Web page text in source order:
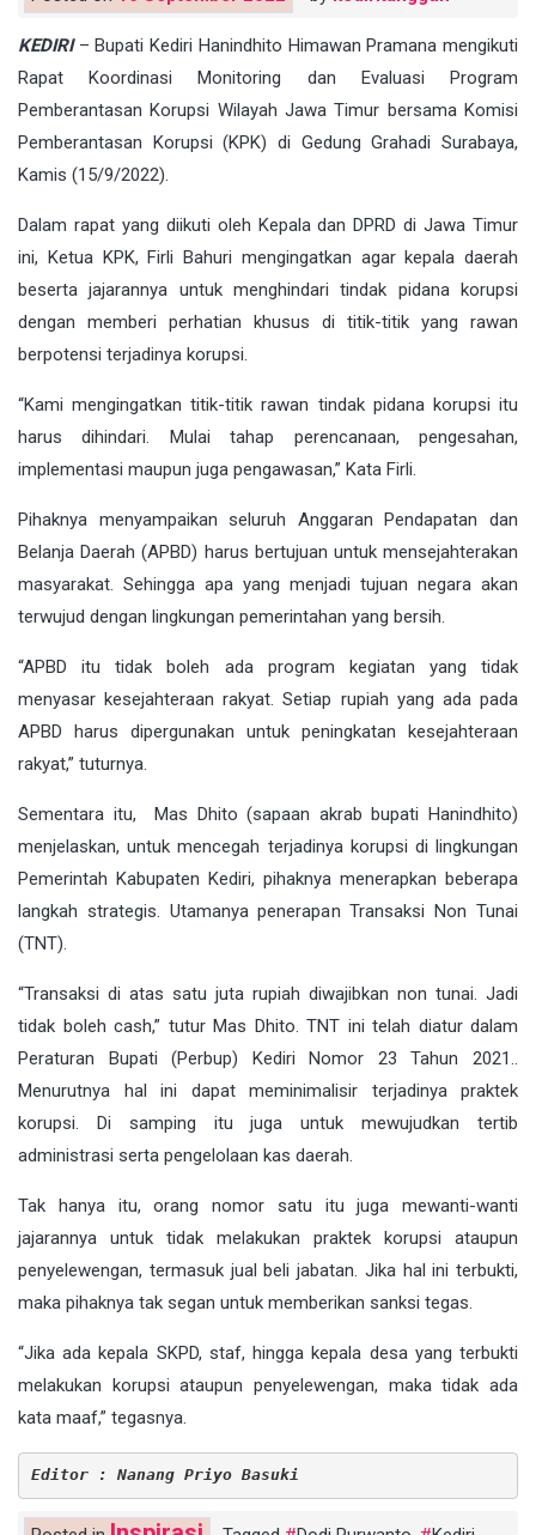
KEDIRI– Bupati Kediri Hanindhito Himawan Pramana mengikuti
Rapat Koordinasi Monitoring dan Evaluasi Program
Pemberantasan Korupsi Wilayah Jawa Timur bersama Komisi
Pemberantasan Korupsi (KPK) di Gedung Grahadi Surabaya,
Kamis (15/9/2022).
Dalam rapat yang diikuti oleh Kepala dan DPRD di Jawa Timur
ini, Ketua KPK, Firli Bahuri mengingatkan agar kepala daerah
beserta jajarannya untuk menghindari tindak pidana korupsi
dengan memberi perhatian khusus di titik-titik yang rawan
berpotensi terjadinya korupsi.
“Kami mengingatkan titik-titik rawan tindak pidana korupsi itu
harus dihindari. Mulai tahap perencanaan, pengesahan,
implementasi maupun juga pengawasan,” Kata Firli.
Pihaknya menyampaikan seluruh Anggaran Pendapatan dan
Belanja Daerah (APBD) harus bertujuan untuk mensejahterakan
masyarakat. Sehingga apa yang menjadi tujuan negara akan
terwujud dengan lingkungan pemerintahan yang bersih.
“APBD itu tidak boleh ada program kegiatan yang tidak
menyasar kesejahteraan rakyat. Setiap rupiah yang ada pada
APBD harus dipergunakan untuk peningkatan kesejahteraan
rakyat,” tuturnya.
Sementara itu, Mas Dhito (sapaan akrab bupati Hanindhito)
menjelaskan, untuk mencegah terjadinya korupsi di lingkungan
Pemerintah Kabupaten Kediri, pihaknya menerapkan beberapa
langkah strategis. Utamanya penerapan Transaksi Non Tunai
(TNT).
“Transaksi di atas satu juta rupiah diwajibkan non tunai. Jadi
tidak boleh cash,” tutur Mas Dhito. TNT ini telah diatur dalam
Peraturan Bupati (Perbup) Kediri Nomor 23 Tahun 2021..
Menurutnya hal ini dapat meminimalisir terjadinya praktek
korupsi. Di samping itu juga untuk mewujudkan tertib
administrasi serta pengelolaan kas daerah.
Tak hanya itu, orang nomor satu itu juga mewanti-wanti
jajarannya untuk tidak melakukan praktek korupsi ataupun
penyelewengan, termasuk jual beli jabatan. Jika hal ini terbukti,
maka pihaknya tak segan untuk memberikan sanksi tegas.
“Jika ada kepala SKPD, staf, hingga kepala desa yang terbukti
melakukan korupsi ataupun penyelewengan, maka tidak ada
kata maaf,” tegasnya.
Editor : Nanang Priyo Basuki